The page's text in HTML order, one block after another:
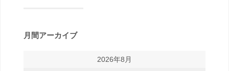
月間アーカイブ
2026年8月